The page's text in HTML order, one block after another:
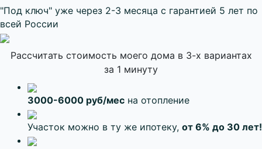
"Под ключ" уже через 2-3 месяца с гарантией 5 лет по
всей России
Рассчитать стоимость моего дома в 3-х вариантах
за 1 минуту
3000-6000 руб/мес на отопление
Участок можно в ту же ипотеку, от 6% до 30 лет!